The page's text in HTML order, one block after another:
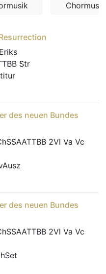
Chormusik
Str
des neuen Bundes
2Vl Va Vc
des neuen Bundes
2Vl Va Vc